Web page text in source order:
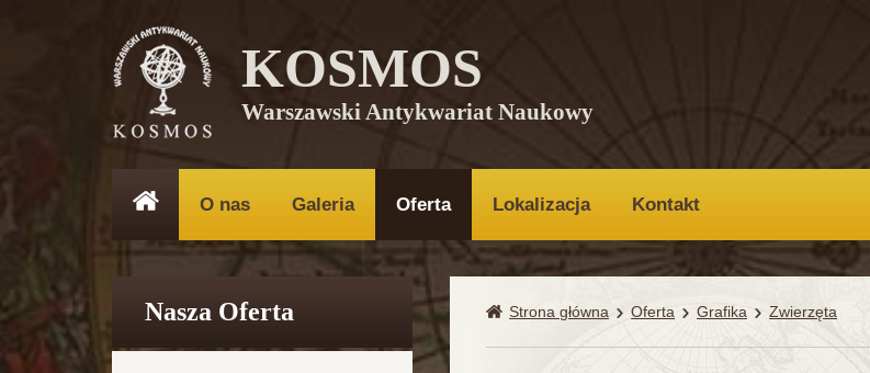
KOSMOS
Warszawski Antykwariat Naukowy
O nas Galeria Oferta Lokalizacja Kontakt
Nasza Oferta Strona główna Oferta Grafika Zwierzęta